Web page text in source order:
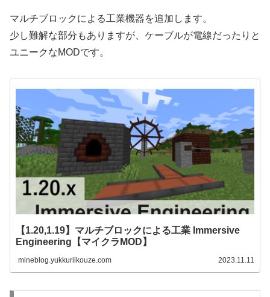
マルチブロックによる工業機器を追加します。
少し難解な部分もありますが、ケーブルが電線だったりと
ユニークなMODです。
【1.20,1.19】マルチブロックによる工業 Immersive
Engineering【マイクラMOD】
mineblog.yukkuriikouze.com 2023.11.11